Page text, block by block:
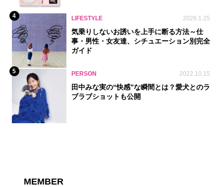
4 LIFESTYLE 2026.1.25
気乗りしないお誘いを上手に断る方法～仕
事・男性・女友達、シチュエーション別完全
ガイド
5 PERSON 2022.10.15
田中みな実の“快感”な瞬間とは？愛犬とのラ
ブラブショットも公開
MEMBER